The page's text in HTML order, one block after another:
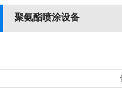
聚氨酯喷涂设备